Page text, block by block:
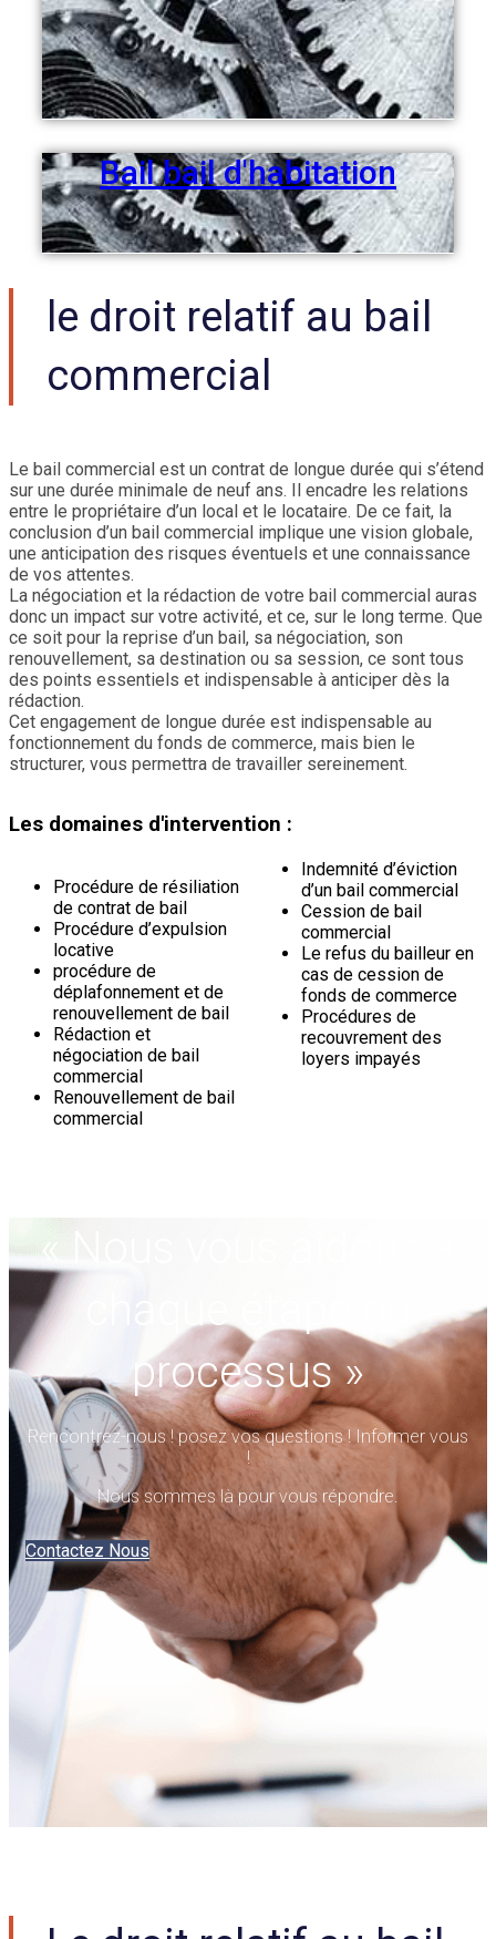
Bail bail d'habitation
le droit relatif au bail
commercial
Le bail commercial est un contrat de longue durée qui s’étend
sur une durée minimale de neuf ans. Il encadre les relations
entre le propriétaire d’un local et le locataire. De ce fait, la
conclusion d’un bail commercial implique une vision globale,
une anticipation des risques éventuels et une connaissance
de vos attentes.
La négociation et la rédaction de votre bail commercial auras
donc un impact sur votre activité, et ce, sur le long terme. Que
ce soit pour la reprise d’un bail, sa négociation, son
renouvellement, sa destination ou sa session, ce sont tous
des points essentiels et indispensable à anticiper dès la
rédaction.
Cet engagement de longue durée est indispensable au
fonctionnement du fonds de commerce, mais bien le
structurer, vous permettra de travailler sereinement.
Les domaines d'intervention :
Procédure de résiliation
de contrat de bail
Procédure d’expulsion
locative
procédure de
déplafonnement et de
renouvellement de bail
Rédaction et
négociation de bail
commercial
Renouvellement de bail
commercial
Indemnité d’éviction
d’un bail commercial
Cession de bail
commercial
Le refus du bailleur en
cas de cession de
fonds de commerce
Procédures de
recouvrement des
loyers impayés
« Nous vous aidons à
chaque étape du
processus »
Rencontrez-nous ! posez vos questions ! Informer vous
!
Nous sommes là pour vous répondre.
Contactez Nous